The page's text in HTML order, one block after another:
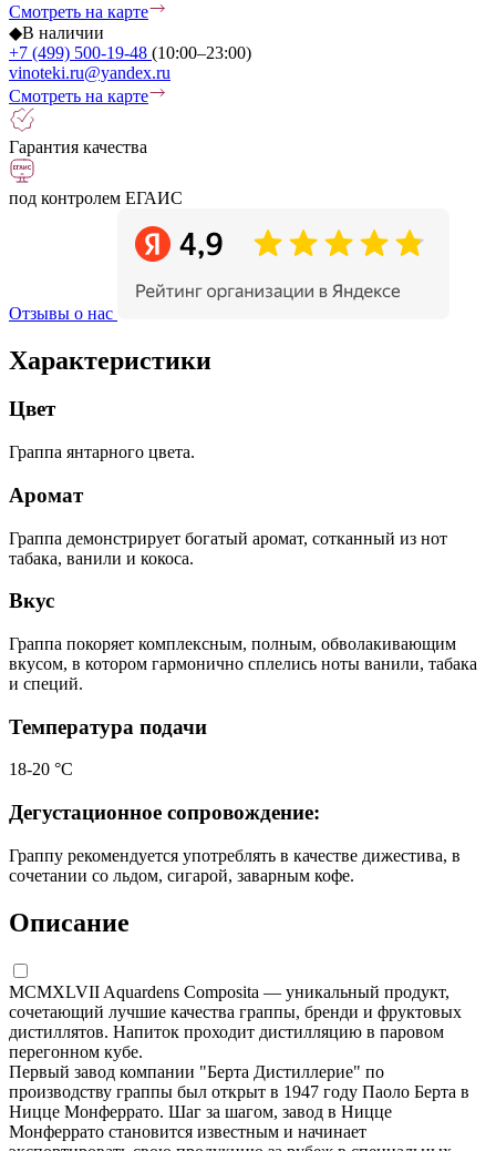
Смотреть на карте
◆В наличии
+7 (499) 500-19-48 (10:00–23:00)
vinoteki.ru@yandex.ru
Смотреть на карте
Гарантия качества
под контролем ЕГАИС
Отзывы о нас
Характеристики
Цвет
Граппа янтарного цвета.
Аромат
Граппа демонстрирует богатый аромат, сотканный из нот
табака, ванили и кокоса.
Вкус
Граппа покоряет комплексным, полным, обволакивающим
вкусом, в котором гармонично сплелись ноты ванили, табака
и специй.
Температура подачи
18-20 °С
Дегустационное сопровождение:
Граппу рекомендуется употреблять в качестве дижестива, в
сочетании со льдом, сигарой, заварным кофе.
Описание
MCMXLVII Aquardens Composita — уникальный продукт,
сочетающий лучшие качества граппы, бренди и фруктовых
дистиллятов. Напиток проходит дистилляцию в паровом
перегонном кубе.
Первый завод компании "Берта Дистиллерие" по
производству граппы был открыт в 1947 году Паоло Берта в
Ницце Монферрато. Шаг за шагом, завод в Ницце
Монферрато становится известным и начинает